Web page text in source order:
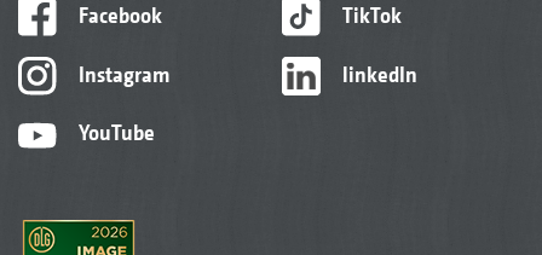
Facebook
Instagram
YouTube
TikTok
linkedIn